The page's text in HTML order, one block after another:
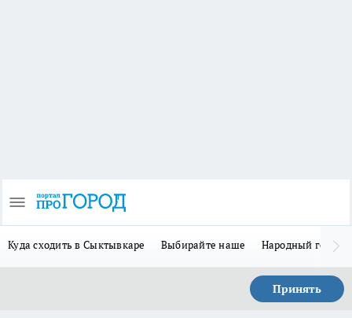
Куда сходить в Сыктывкаре Выбирайте наше Народный герой-
Принять